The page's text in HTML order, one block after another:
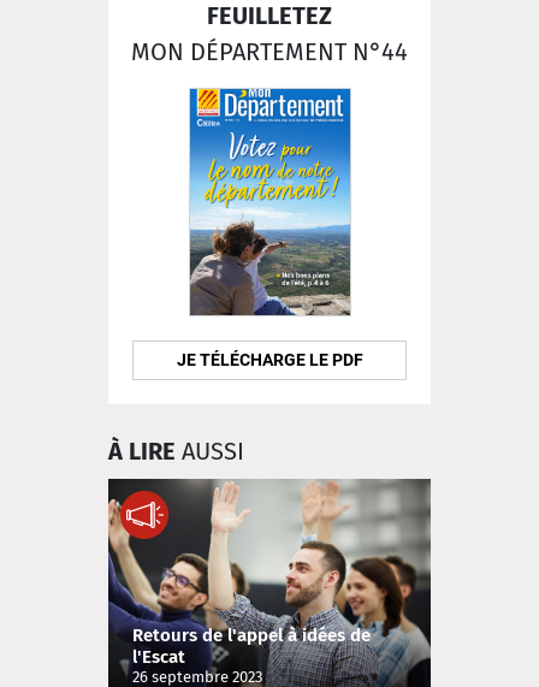
FEUILLETEZ
MON DÉPARTEMENT N°44
JE TÉLÉCHARGE LE PDF
À LIRE AUSSI
Retours de l'appel à idées de
l'Escat
26 septembre 2023